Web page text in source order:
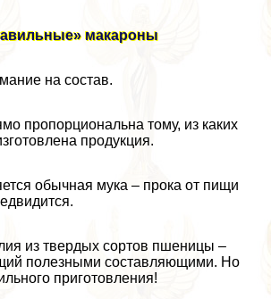
макароны
на состав.
пропорциональна тому, из каких
продукция.
обычная мука – прока от пищи
из твердых сортов пшеницы –
полезными составляющими. Но
приготовления!